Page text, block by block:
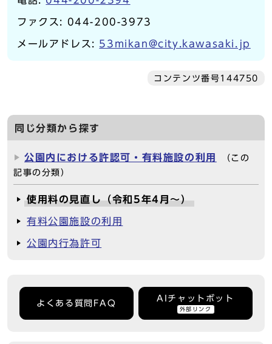
ファクス: 044-200-3973
メールアドレス: 53mikan@city.kawasaki.jp
コンテンツ番号144750
同じ分類から探す
公園内における許認可・有料施設の利用
（この
記事の分類）
使用料の見直し（令和5年4月～）
有料公園施設の利用
公園内行為許可
よくある質問FAQ
AIチャットボット
外部リンク